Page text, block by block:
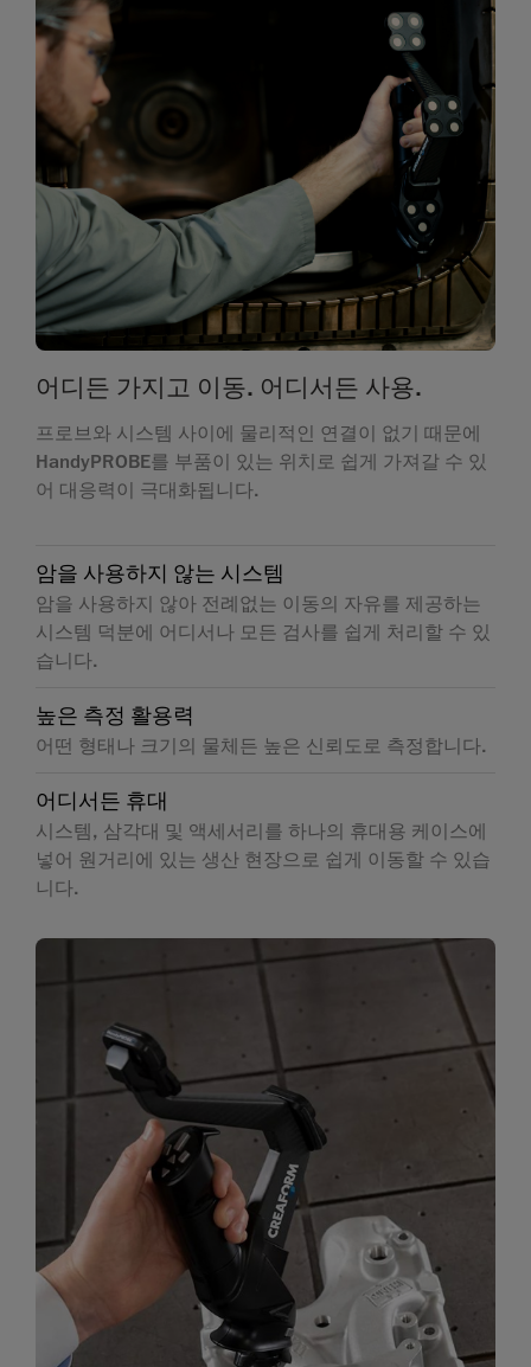
어디든 가지고 이동. 어디서든 사용.
프로브와 시스템 사이에 물리적인 연결이 없기 때문에
HandyPROBE를 부품이 있는 위치로 쉽게 가져갈 수 있
어 대응력이 극대화됩니다.
암을 사용하지 않는 시스템
암을 사용하지 않아 전례없는 이동의 자유를 제공하는
시스템 덕분에 어디서나 모든 검사를 쉽게 처리할 수 있
습니다.
높은 측정 활용력
어떤 형태나 크기의 물체든 높은 신뢰도로 측정합니다.
어디서든 휴대
시스템, 삼각대 및 액세서리를 하나의 휴대용 케이스에
넣어 원거리에 있는 생산 현장으로 쉽게 이동할 수 있습
니다.